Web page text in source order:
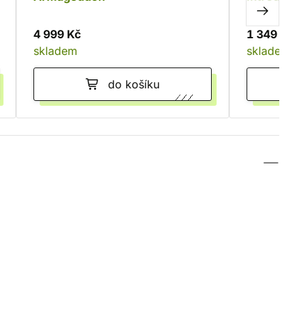
4 999 Kč
skladem
do košíku
1 349 Kč
skladem